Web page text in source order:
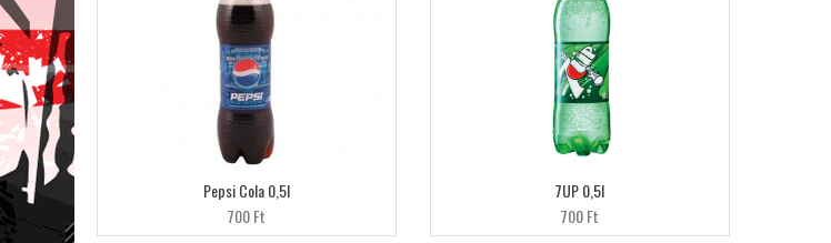
Pepsi Cola 0,5l
700 Ft
7UP 0,5l
700 Ft